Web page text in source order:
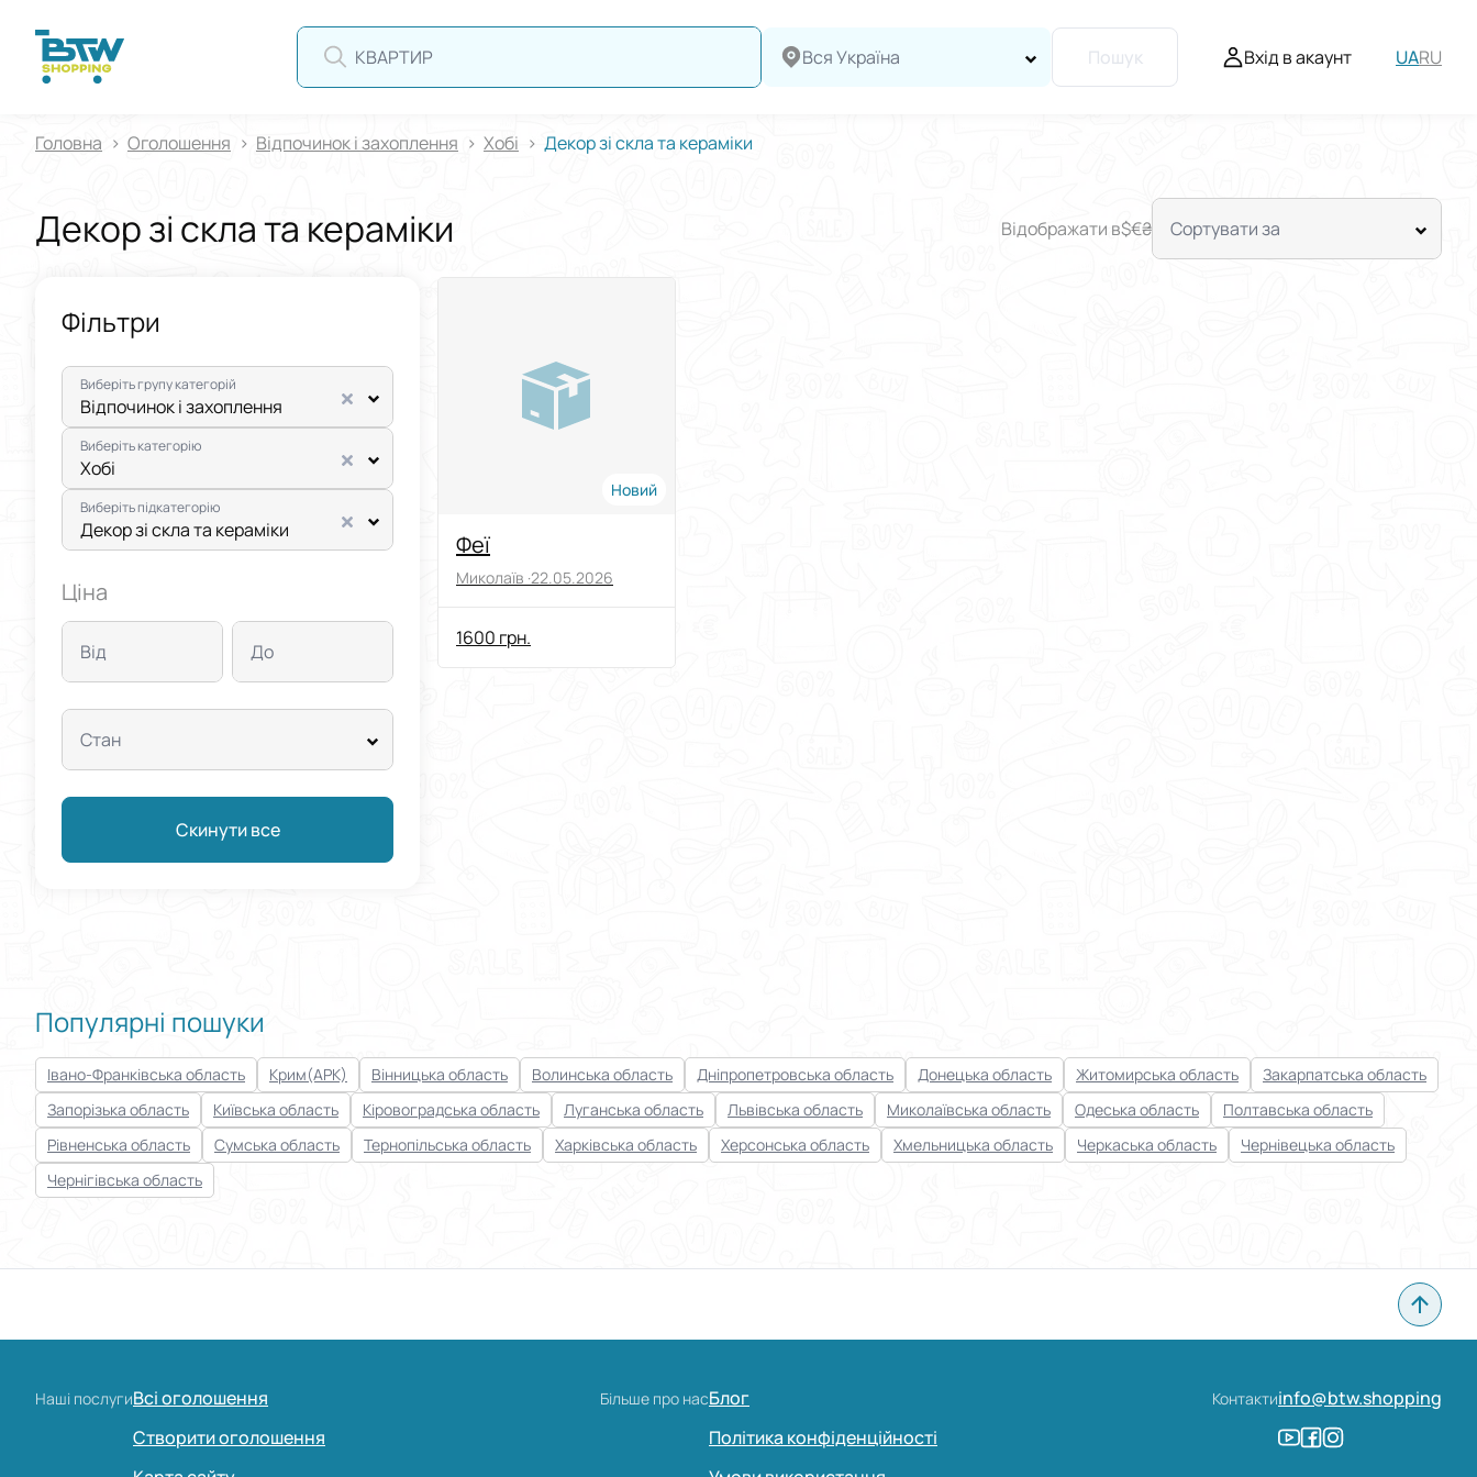
КВАРТИРА Вся Україна Пошук Вхід в акаунт UARU
Головна Оголошення Відпочинок і захоплення Хобі Декор зі скла та кераміки
Декор зі скла та кераміки Відображати в$€₴ Сортувати за
Фільтри
Виберіть групу категорій
Відпочинок і захоплення
Виберіть категорію
Хобі
Виберіть підкатегорію
Декор зі скла та кераміки
Ціна
Від До
Стан
Скинути все
Новий
Феї
Миколаїв ·22.05.2026
1600 грн.
Популярні пошуки
Івано-Франківська область Крим(АРК) Вінницька область Волинська область Дніпропетровська область Донецька область Житомирська область
Закарпатська область
Запорізька область
Київська область Кіровоградська область Луганська область Львівська область Миколаївська область Одеська область
Полтавська область
Рівненська область
Сумська область Тернопільська область Харківська область Херсонська область Хмельницька область Черкаська область
Чернівецька область
Чернігівська область
Наші послугиВсі оголошення
Створити оголошення
Більше про насБлог
Політика конфіденційності
Контактиinfo@btw.shopping